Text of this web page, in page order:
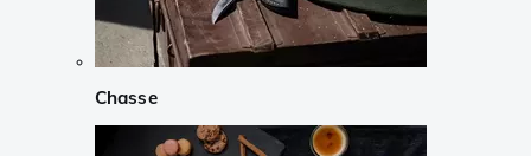
Chasse